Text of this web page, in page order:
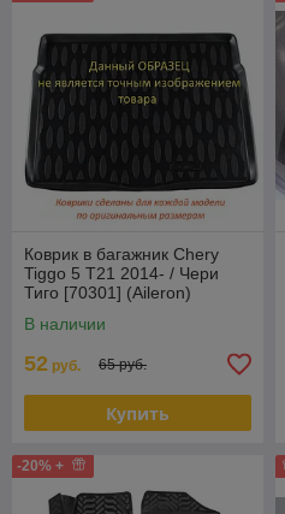
Коврик в багажник Chery
Tiggo 5 T21 2014- / Чери
Тиго [70301] (Aileron)
В наличии
52 руб. 65 руб.
Купить
-20% +